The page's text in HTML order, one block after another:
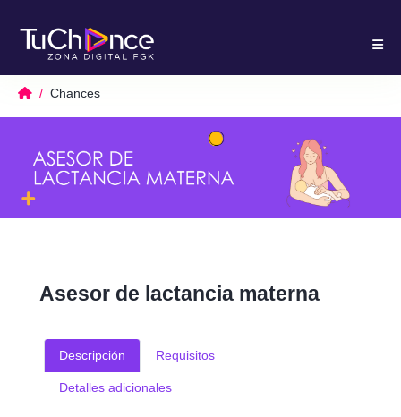
Chances
Asesor de lactancia materna
Descripción Requisitos
Detalles adicionales